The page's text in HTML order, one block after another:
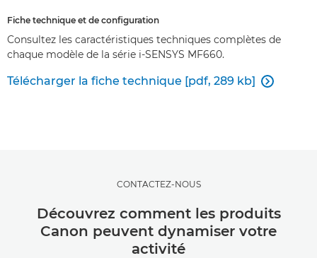
Fiche technique et de configuration
Consultez les caractéristiques techniques complètes de
chaque modèle de la série i-SENSYS MF660.
Télécharger la fiche technique [pdf, 289 kb] 
CONTACTEZ-NOUS
Découvrez comment les produits
Canon peuvent dynamiser votre
activité